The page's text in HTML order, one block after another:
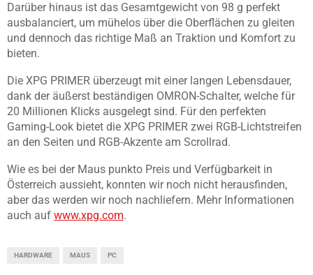
Darüber hinaus ist das Gesamtgewicht von 98 g perfekt
ausbalanciert, um mühelos über die Oberflächen zu gleiten
und dennoch das richtige Maß an Traktion und Komfort zu
bieten.
Die XPG PRIMER überzeugt mit einer langen Lebensdauer,
dank der äußerst beständigen OMRON-Schalter, welche für
20 Millionen Klicks ausgelegt sind. Für den perfekten
Gaming-Look bietet die XPG PRIMER zwei RGB-Lichtstreifen
an den Seiten und RGB-Akzente am Scrollrad.
Wie es bei der Maus punkto Preis und Verfügbarkeit in
Österreich aussieht, konnten wir noch nicht herausfinden,
aber das werden wir noch nachliefern. Mehr Informationen
auch auf www.xpg.com.
HARDWARE MAUS PC